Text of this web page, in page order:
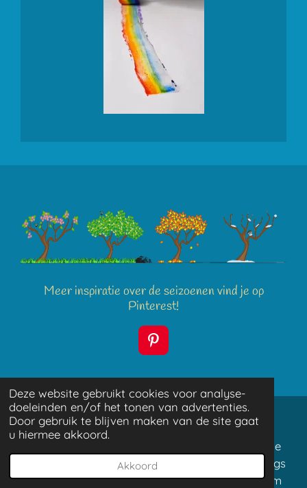
Deze website gebruikt cookies voor analyse-
doeleinden en/of het tonen van advertenties.
Door gebruik te blijven maken van de site gaat
u hiermee akkoord.
Akkoord
Meer inspiratie over de seizoenen vind je op
Pinterest!
P
i
t
e
r
e
t
De basis voor lezen en leesplezier wordt al in de
eerste levensjaren gelegd. Kinderen die van jongs
af aan zijn voorgelezen, blijken gemotiveerd om